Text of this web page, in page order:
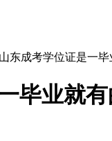
东成考学位证是一毕
毕业就有